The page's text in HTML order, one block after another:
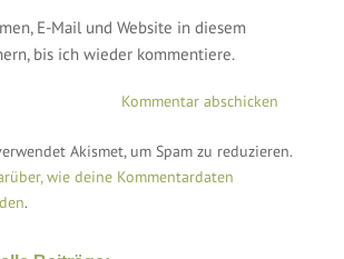
E-Mail und Website in diesem
bis ich wieder kommentiere.
Akismet, um Spam zu reduzieren.
wie deine Kommentardaten
.